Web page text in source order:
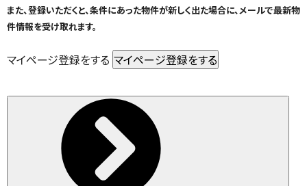
また、登録いただくと、条件にあった物件が新しく出た場合に、メールで最新物
件情報を受け取れます。
マイページ登録をする